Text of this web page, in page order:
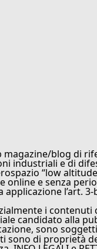
magazine/blog di
industriali e di
“low
online e senza
l’art.
i
candidato alla
sono
sono di proprietà